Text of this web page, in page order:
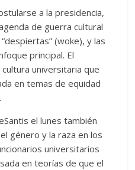
a la presidencia,
de guerra cultural
(woke), y las
principal. El
universitaria que
en temas de equidad
el lunes también
género y la raza en los
universitarios
en teorías de que el